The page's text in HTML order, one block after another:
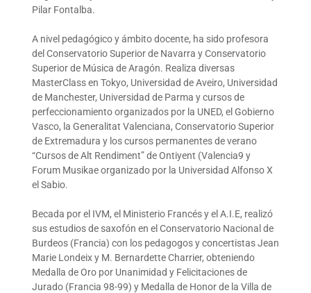
Pilar Fontalba.
A nivel pedagógico y ámbito docente, ha sido profesora
del Conservatorio Superior de Navarra y Conservatorio
Superior de Música de Aragón. Realiza diversas
MasterClass en Tokyo, Universidad de Aveiro, Universidad
de Manchester, Universidad de Parma y cursos de
perfeccionamiento organizados por la UNED, el Gobierno
Vasco, la Generalitat Valenciana, Conservatorio Superior
de Extremadura y los cursos permanentes de verano
“Cursos de Alt Rendiment” de Ontiyent (Valencia9 y
Forum Musikae organizado por la Universidad Alfonso X
el Sabio.
Becada por el IVM, el Ministerio Francés y el A.I.E, realizó
sus estudios de saxofón en el Conservatorio Nacional de
Burdeos (Francia) con los pedagogos y concertistas Jean
Marie Londeix y M. Bernardette Charrier, obteniendo
Medalla de Oro por Unanimidad y Felicitaciones de
Jurado (Francia 98-99) y Medalla de Honor de la Villa de